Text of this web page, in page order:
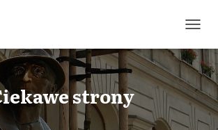
R
Z
E
Ł
Ą
strony